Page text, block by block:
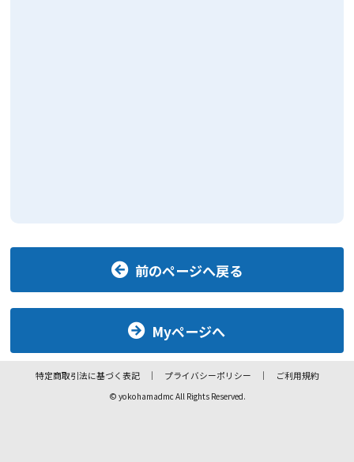
前のページへ戻る
Myページへ
特定商取引法に基づく表記 プライバシーポリシー ご利用規約
© yokohamadmc All Rights Reserved.